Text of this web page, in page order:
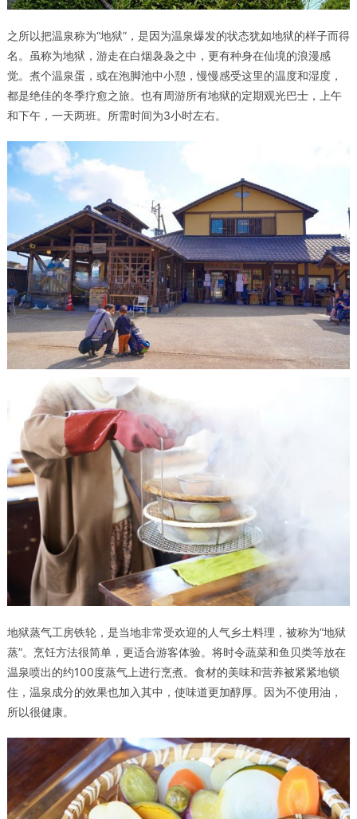
之所以把温泉称为“地狱”，是因为温泉爆发的状态犹如地狱的样子而得
名。虽称为地狱，游走在白烟袅袅之中，更有种身在仙境的浪漫感
觉。煮个温泉蛋，或在泡脚池中小憩，慢慢感受这里的温度和湿度，
都是绝佳的冬季疗愈之旅。也有周游所有地狱的定期观光巴士，上午
和下午，一天两班。所需时间为3小时左右。
地狱蒸气工房铁轮，是当地非常受欢迎的人气乡土料理，被称为“地狱
蒸”。烹饪方法很简单，更适合游客体验。将时令蔬菜和鱼贝类等放在
温泉喷出的约100度蒸气上进行烹煮。食材的美味和营养被紧紧地锁
住，温泉成分的效果也加入其中，使味道更加醇厚。因为不使用油，
所以很健康。